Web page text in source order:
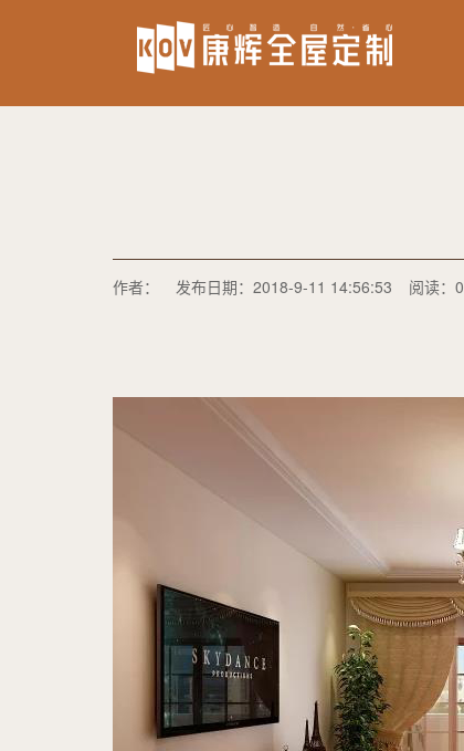
作者： 发布日期：2018-9-11 14:56:53 阅读：0